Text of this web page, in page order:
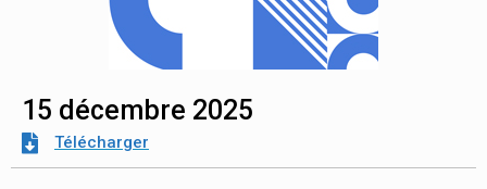
15 décembre 2025
Télécharger